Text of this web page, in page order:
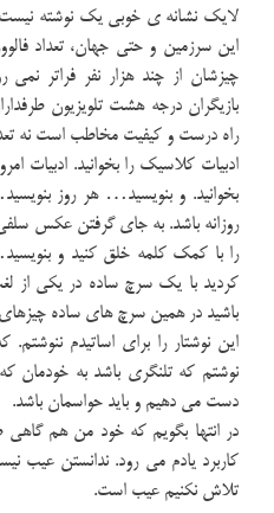
لایک نشانه ی خوبی یک نوشته نیست.
این سرزمین و حتی جهان، تعداد
چیزشان از چند هزار نفر فراتر
بازیگران درجه هشت تلویزیون
راه درست و کیفیت مخاطب است نه
ادبیات کلاسیک را بخوانید. ادبیات
بخوانید. و بنویسید… هر روز
روزانه باشد. به جای گرفتن عکس سلفی
را با کمک کلمه خلق کنید و
کردید با یک سرچ ساده در یکی از
باشید در همین سرچ های ساده
این نوشتار را برای اساتیدم ننوشتم.
نوشتم که تلنگری باشد به خودمان که
دست می دهیم و باید حواسمان باشد.
در انتها بگویم که خود من هم
کاربرد یادم می رود. ندانستن عیب
تلاش نکنیم عیب است.